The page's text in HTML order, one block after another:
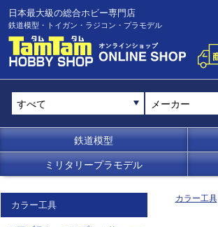
日本最大級の総合ホビー専門店
鉄道模型・トイガン・ラジコン・プラモデル
メーカー
鉄道模型
ミリタリープラモデル
カラー工具
カラー工具